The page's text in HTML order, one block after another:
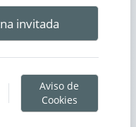
invitada
Aviso de
Cookies